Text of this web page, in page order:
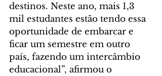
destinos. Neste ano, mais 1,3
mil estudantes estão tendo essa
oportunidade de embarcar e
ficar um semestre em outro
país, fazendo um intercâmbio
educacional”, afirmou o